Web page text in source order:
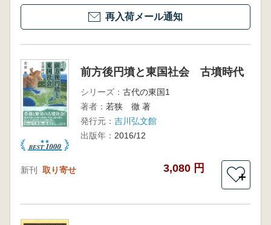
再入荷メール通知
前方後円墳と東国社会 古墳時代
シリーズ： 古代の東国1
著者： 若狭 徹 著
発行元： 吉川弘文館
出版年： 2016/12
新刊 取り寄せ 3,080 円
＋